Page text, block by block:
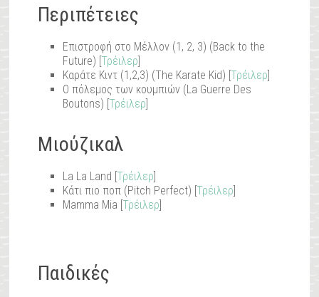
Περιπέτειες
Επιστροφή στο Μέλλον (1, 2, 3) (Back to the
Future) [Τρέιλερ]
Καράτε Κιντ (1,2,3) (The Karate Kid) [Τρέιλερ]
O πόλεμος των κουμπιών (La Guerre Des
Boutons) [Τρέιλερ]
Μιούζικαλ
La La Land [Τρέιλερ]
Κάτι πιο ποπ (Pitch Perfect) [Τρέιλερ]
Mamma Mia [Τρέιλερ]
Παιδικές